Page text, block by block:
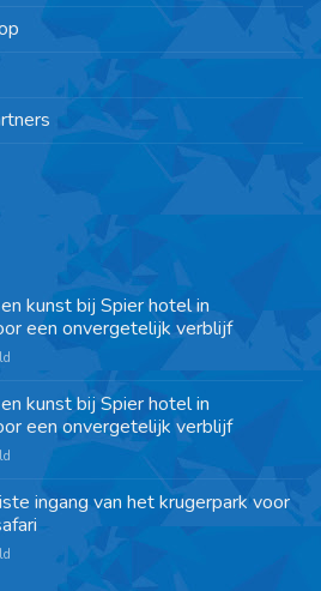
kunst bij Spier hotel in
een onvergetelijk verblijf
kunst bij Spier hotel in
een onvergetelijk verblijf
ingang van het krugerpark voor